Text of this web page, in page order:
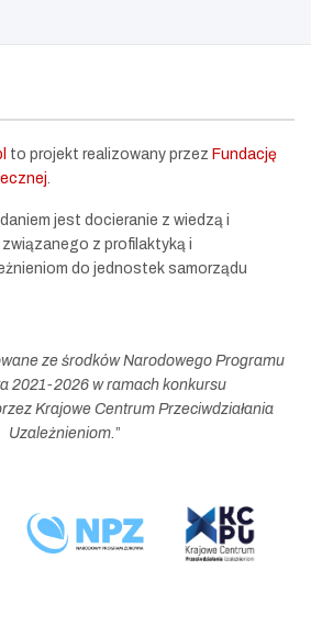
to projekt realizowany przez Fundację
jest docieranie z wiedzą i
z profilaktyką i
do jednostek samorządu
ze środków Narodowego Programu
2021-2026 w ramach konkursu
Krajowe Centrum Przeciwdziałania
Uzależnieniom. ”